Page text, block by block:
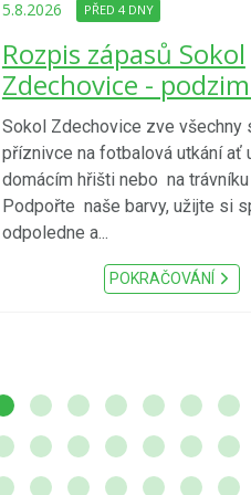
5.8.2026 PŘED 4 DNY
Rozpis zápasů Sokol
Zdechovice -
Sokol Zdechovice zve všechny
příznivce na fotbalová utkání ať
domácím hřišti nebo na
Podpořte naše barvy, užijte si
odpoledne a...
POKRAČOVÁNÍ